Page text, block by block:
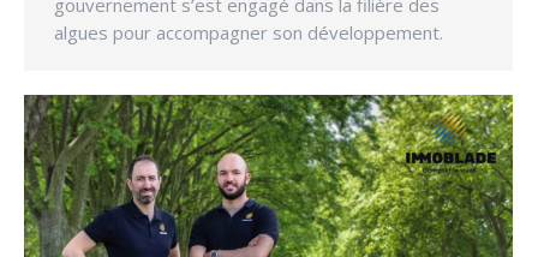
gouvernement s’est engagé dans la filière des
algues pour accompagner son développement.